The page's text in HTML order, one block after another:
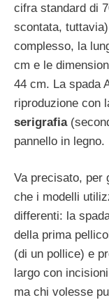
cifra standard di
scontata,
complesso, la
cm e le
44 cm. La spada
riproduzione con
serigrafia
pannello in legno.
Va precisato, per
che i modelli
differenti: la
della prima
(di un pollice) e
largo con
ma chi volesse